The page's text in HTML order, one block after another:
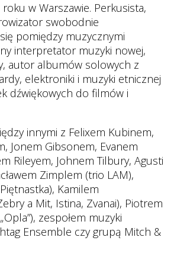
w Warszawie. Perkusista,
swobodnie
pomiędzy muzycznymi
interpretator muzyki nowej,
autor albumów solowych z
elektroniki i muzyki etnicznej
dźwiękowych do filmów i
innymi z Felixem Kubinem,
Jonem Gibsonem, Evanem
Rileyem, Johnem Tilbury, Agusti
Zimplem (trio LAM),
Kamilem
a Mit, Istina, Zvanai), Piotrem
zespołem muzyki
Ensemble czy grupą Mitch &